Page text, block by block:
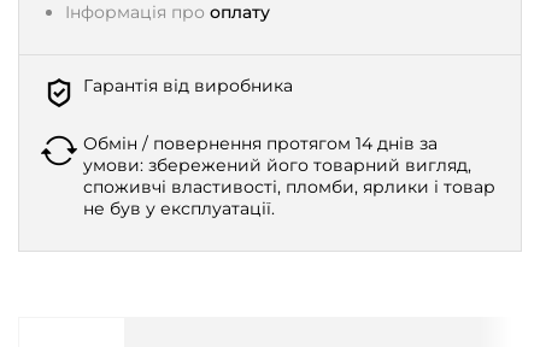
Інформація про оплату
Гарантія від виробника
Обмін / повернення протягом 14 днів за
умови: збережений його товарний вигляд,
споживчі властивості, пломби, ярлики і товар
не був у експлуатації.